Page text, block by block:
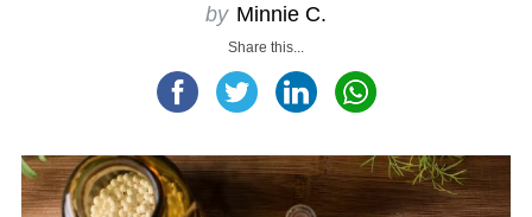
by Minnie C.
Share this...